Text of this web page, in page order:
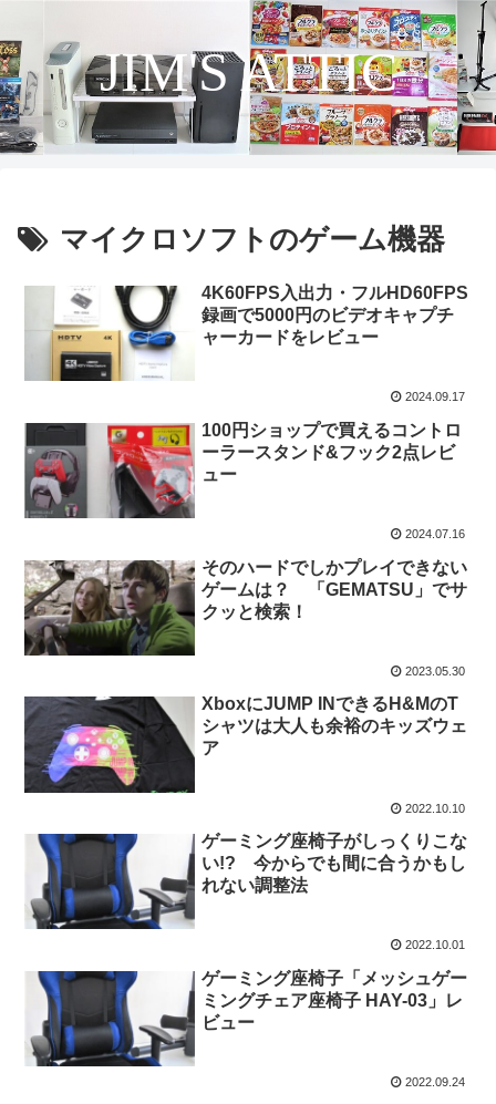
JIM'S ATTIC
マイクロソフトのゲーム機器
4K60FPS入出力・フルHD60FPS
録画で5000円のビデオキャプチ
ャーカードをレビュー
2024.09.17
100円ショップで買えるコントロ
ーラースタンド&フック2点レビ
ュー
2024.07.16
そのハードでしかプレイできない
ゲームは？ 「GEMATSU」でサ
クッと検索！
2023.05.30
XboxにJUMP INできるH&MのT
シャツは大人も余裕のキッズウェ
ア
2022.10.10
ゲーミング座椅子がしっくりこな
い!? 今からでも間に合うかもし
れない調整法
2022.10.01
ゲーミング座椅子「メッシュゲー
ミングチェア座椅子 HAY-03」レ
ビュー
2022.09.24